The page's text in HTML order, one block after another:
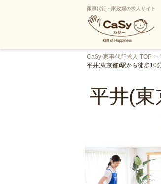
家事代行・家政婦の求人サイト
CaSy 家事代行求人 TOP
平井(東京都)駅から徒歩10
平井(